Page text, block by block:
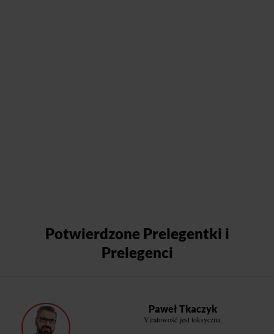
Potwierdzone Prelegentki i
Prelegenci
Paweł Tkaczyk
Viralowość jest toksyczna.